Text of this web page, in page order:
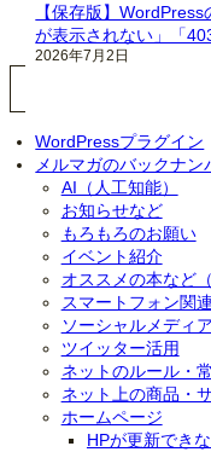
【保存版】
が表示されない」「
2026年7月2日
WordPressプラグイン
メルマガのバックナン
AI（人工知能）
お知らせなど
もろもろのお願い
イベント紹介
オススメの本など
スマートフォン関連
ソーシャルメディ
ツイッター活用
ネットのルール・
ネット上の商品・
ホームページ
HPが更新でき